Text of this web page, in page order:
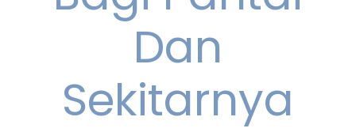
Dan
Sekitarnya